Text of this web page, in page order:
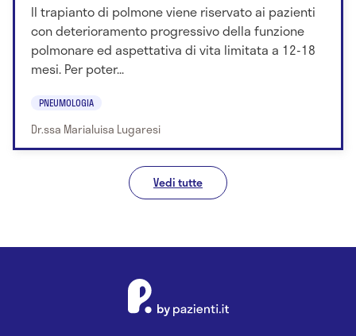
Il trapianto di polmone viene riservato ai pazienti
con deterioramento progressivo della funzione
polmonare ed aspettativa di vita limitata a 12-18
mesi. Per poter...
PNEUMOLOGIA
Dr.ssa Marialuisa Lugaresi
Vedi tutte